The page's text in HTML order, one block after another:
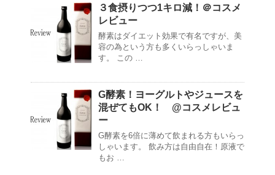
３食摂りつつ1キロ減！＠コスメ
レビュー
酵素はダイエット効果で有名ですが、美
容の為という方も多くいらっしゃいま
す。 この …
G酵素！ヨーグルトやジュースを
混ぜてもOK！ @コスメレビュ
ー
G酵素を6倍に薄めて飲まれる方もいらっ
しゃいます。 飲み方は自由自在！原液で
もお …